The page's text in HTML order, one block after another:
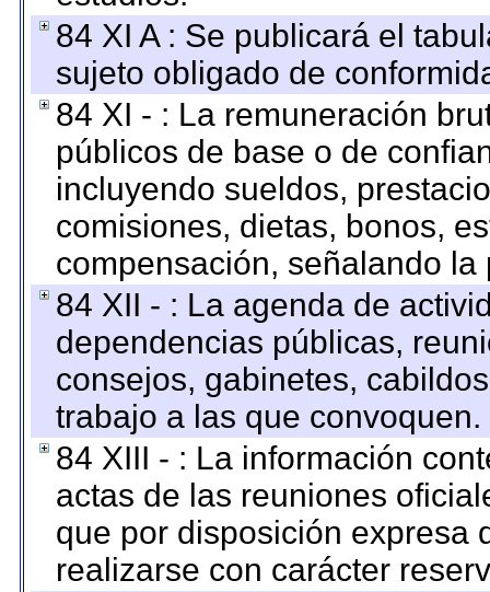
84 XI A : Se publicará el
sujeto obligado de
84 XI - : La remuneración
públicos de base o de
incluyendo sueldos,
comisiones, dietas, bonos,
compensación, señalando
84 XII - : La agenda de
dependencias públicas,
consejos, gabinetes,
trabajo a las que convoquen.
84 XIII - : La información
actas de las reuniones
que por disposición expresa
realizarse con carácter